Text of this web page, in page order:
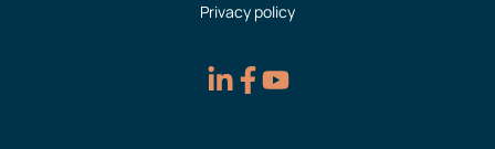
Privacy policy